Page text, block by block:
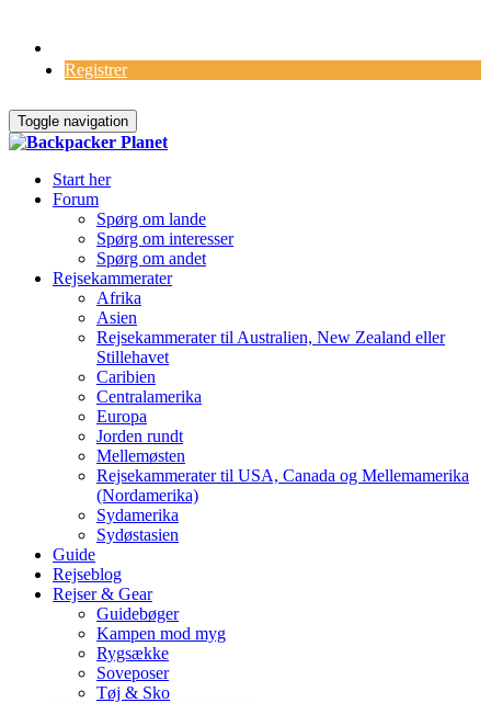
Registrer
Toggle navigation
Start her
Forum
Spørg om lande
Spørg om interesser
Spørg om andet
Rejsekammerater
Afrika
Asien
Rejsekammerater til Australien, New Zealand eller
Stillehavet
Caribien
Centralamerika
Europa
Jorden rundt
Mellemøsten
Rejsekammerater til USA, Canada og Mellemamerika
(Nordamerika)
Sydamerika
Sydøstasien
Guide
Rejseblog
Rejser & Gear
Guidebøger
Kampen mod myg
Rygsække
Soveposer
Tøj & Sko